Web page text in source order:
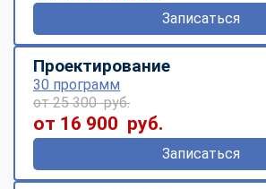
Записаться
Проектирование
30 программ
от 25 300 руб.
от 16 900 руб.
Записаться